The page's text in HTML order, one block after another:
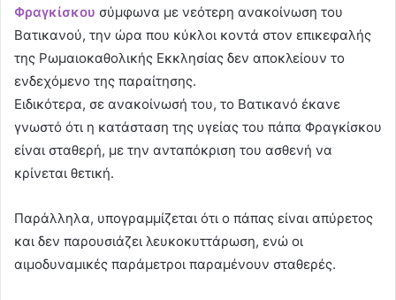
Φραγκίσκου σύμφωνα με νεότερη ανακοίνωση του
Βατικανού, την ώρα που κύκλοι κοντά στον επικεφαλής
της Ρωμαιοκαθολικής Εκκλησίας δεν αποκλείουν το
ενδεχόμενο της παραίτησης.
Ειδικότερα, σε ανακοίνωσή του, το Βατικανό έκανε
γνωστό ότι η κατάσταση της υγείας του πάπα Φραγκίσκου
είναι σταθερή, με την ανταπόκριση του ασθενή να
κρίνεται θετική.
Παράλληλα, υπογραμμίζεται ότι ο πάπας είναι απύρετος
και δεν παρουσιάζει λευκοκυττάρωση, ενώ οι
αιμοδυναμικές παράμετροι παραμένουν σταθερές.